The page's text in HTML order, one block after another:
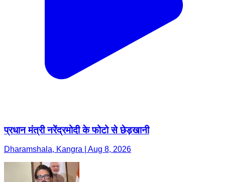
प्रधान मंत्री नरेंद्रमोदी के फोटो से छेड़खानी
Dharamshala, Kangra | Aug 8, 2026